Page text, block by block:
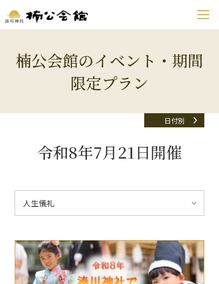
楠公会館のイベント・期間
限定プラン
日付別
令和8年7月21日開催